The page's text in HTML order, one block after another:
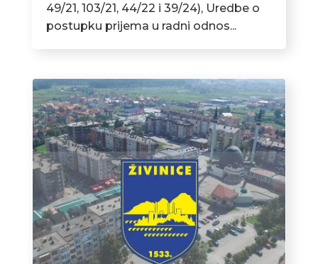
49/21, 103/21, 44/22 i 39/24), Uredbe o
postupku prijema u radni odnos...